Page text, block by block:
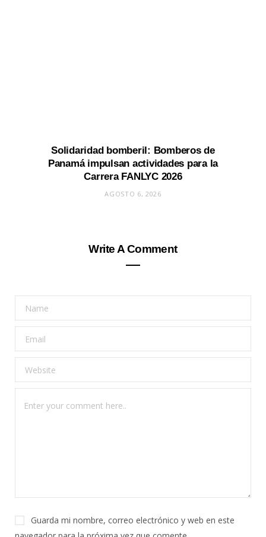
Solidaridad bomberil: Bomberos de
Panamá impulsan actividades para la
Carrera FANLYC 2026
AGOSTO 6, 2026
Write A Comment
Guarda mi nombre, correo electrónico y web en este